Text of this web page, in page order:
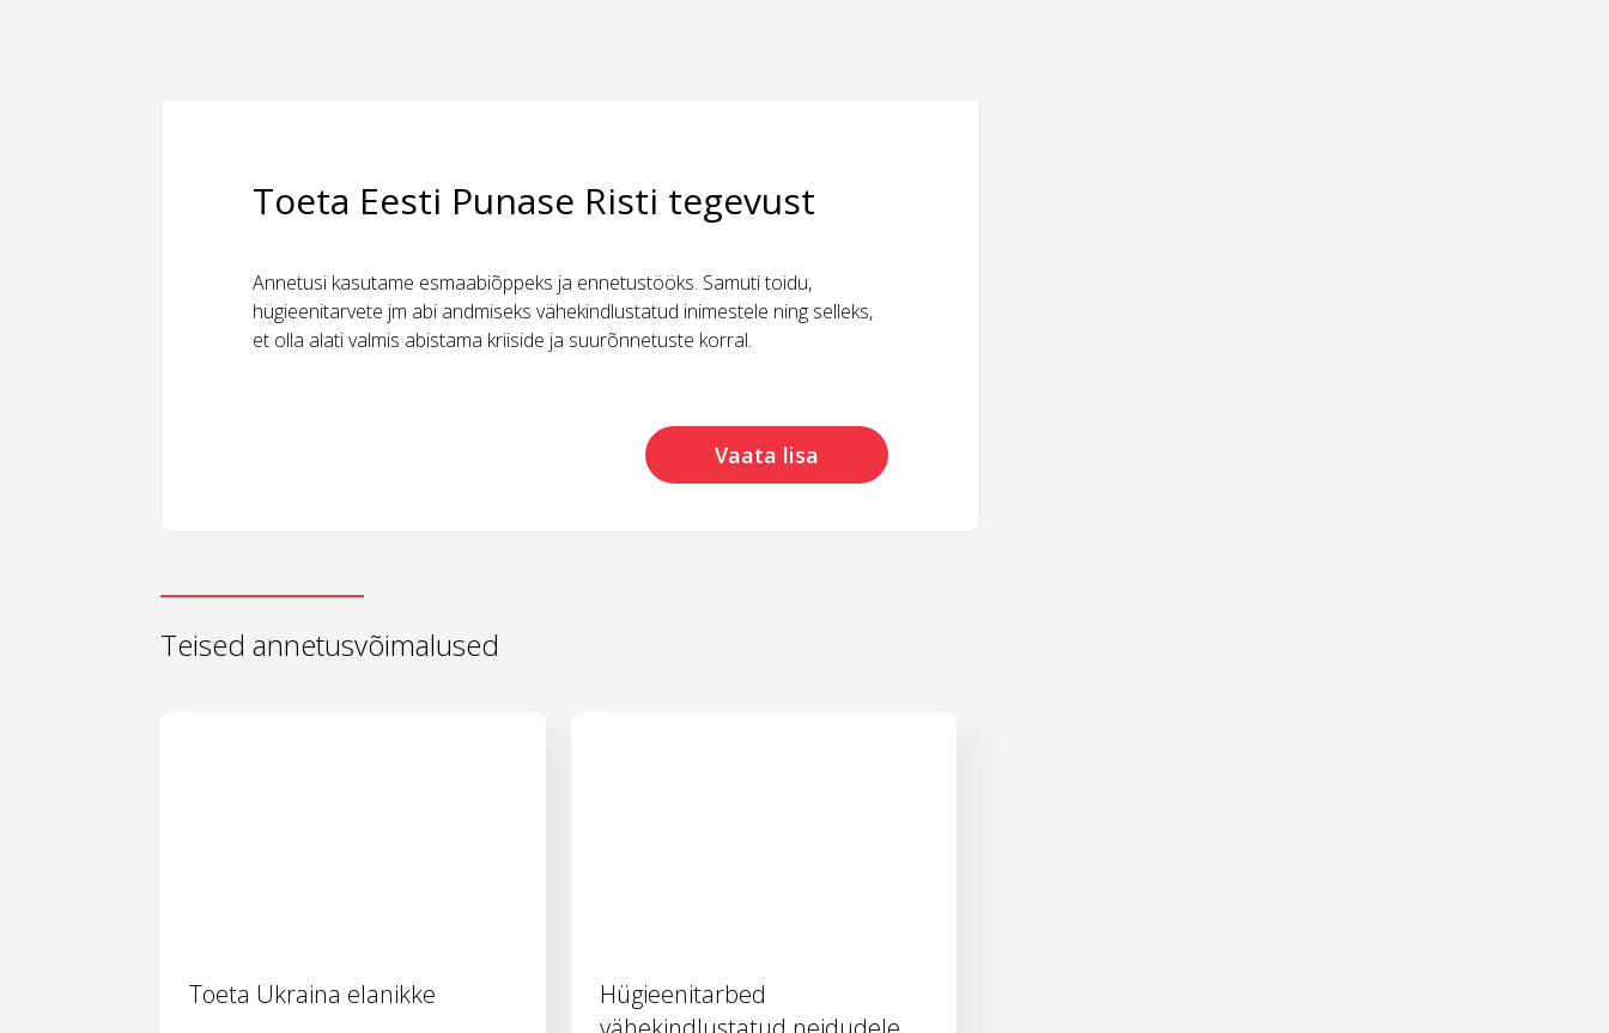
Toeta Eesti Punase Risti tegevust
Annetusi kasutame esmaabiõppeks ja ennetustööks. Samuti toidu,
hügieenitarvete jm abi andmiseks vähekindlustatud inimestele ning selleks,
et olla alati valmis abistama kriiside ja suurõnnetuste korral.
Vaata lisa
Teised annetusvõimalused
Toeta Ukraina elanikke
Hügieenitarbed